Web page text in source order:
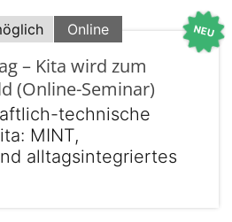
Online
– Kita wird zum
(Online-Seminar)
technische
MINT,
alltagsintegriertes